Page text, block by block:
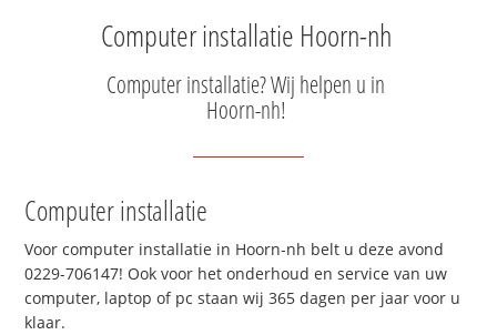
Computer installatie Hoorn-nh
Computer installatie? Wij helpen u in
Hoorn-nh!
Computer installatie
Voor computer installatie in Hoorn-nh belt u deze avond
0229-706147! Ook voor het onderhoud en service van uw
computer, laptop of pc staan wij 365 dagen per jaar voor u
klaar.